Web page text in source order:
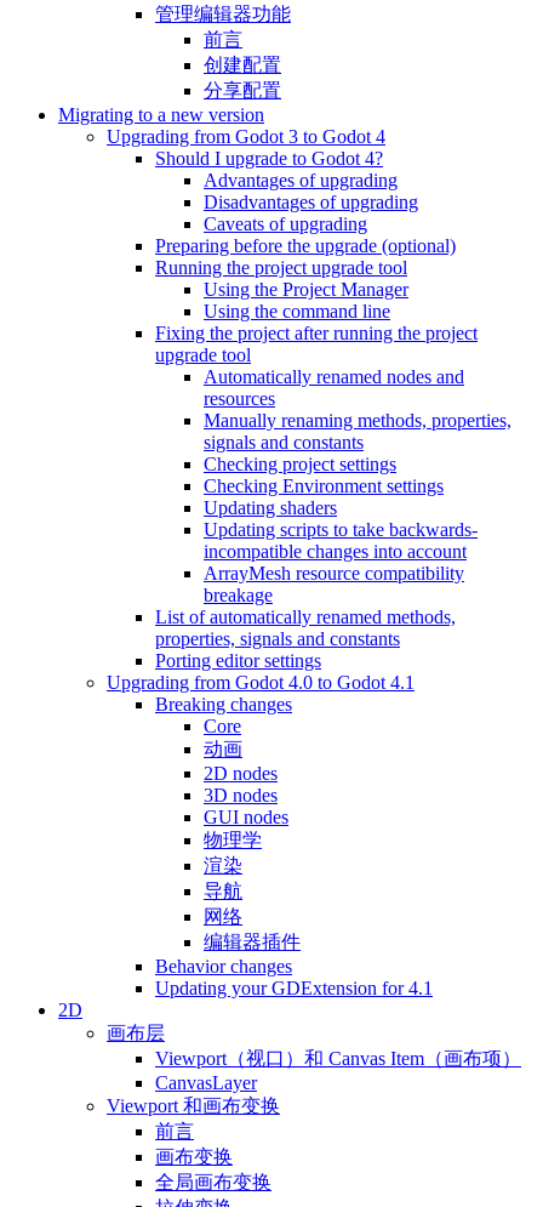
管理编辑器功能
前言
创建配置
分享配置
Migrating to a new version
Upgrading from Godot 3 to Godot 4
Should I upgrade to Godot 4?
Advantages of upgrading
Disadvantages of upgrading
Caveats of upgrading
Preparing before the upgrade (optional)
Running the project upgrade tool
Using the Project Manager
Using the command line
Fixing the project after running the project
upgrade tool
Automatically renamed nodes and
resources
Manually renaming methods, properties,
signals and constants
Checking project settings
Checking Environment settings
Updating shaders
Updating scripts to take backwards-
incompatible changes into account
ArrayMesh resource compatibility
breakage
List of automatically renamed methods,
properties, signals and constants
Porting editor settings
Upgrading from Godot 4.0 to Godot 4.1
Breaking changes
Core
动画
2D nodes
3D nodes
GUI nodes
物理学
渲染
导航
网络
编辑器插件
Behavior changes
Updating your GDExtension for 4.1
2D
画布层
Viewport（视口）和 Canvas Item（画布项）
CanvasLayer
Viewport 和画布变换
前言
画布变换
全局画布变换